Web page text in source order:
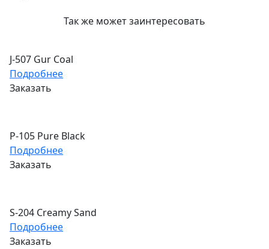
Так же может заинтересовать
J-507 Gur Coal
Подробнее
Заказать
P-105 Pure Black
Подробнее
Заказать
S-204 Creamy Sand
Подробнее
Заказать